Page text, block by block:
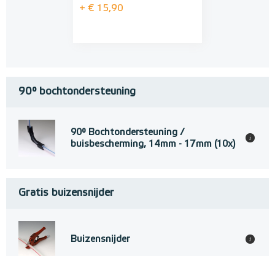
+ € 15,90
90° bochtondersteuning
90° Bochtondersteuning /
buisbescherming, 14mm - 17mm (10x)
i
Gratis buizensnijder
Buizensnijder i